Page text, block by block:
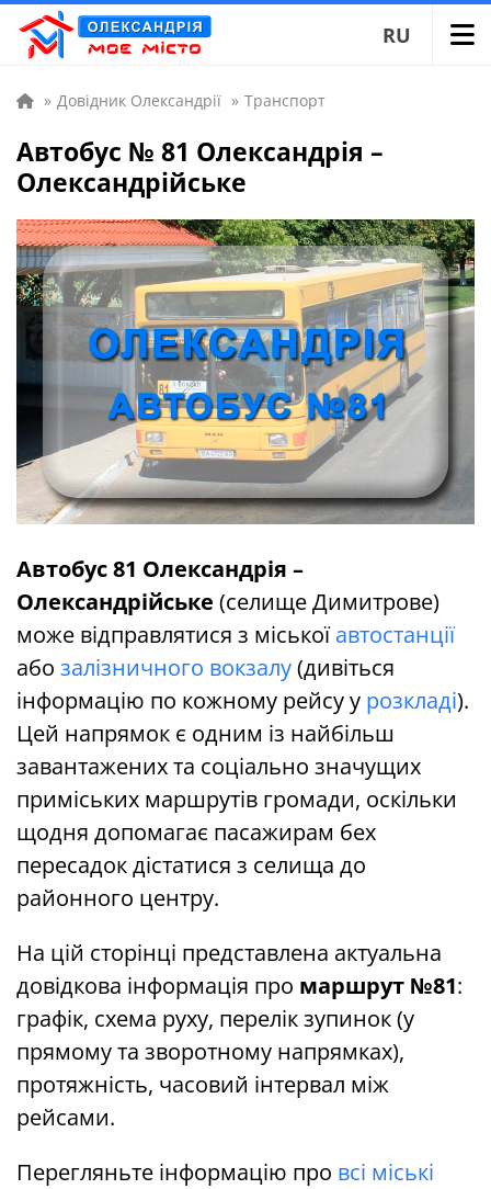
RU
» Довідник Олександрії » Транспорт
Автобус № 81 Олександрія –
Олександрійське
Автобус 81 Олександрія –
Олександрійське (селище Димитрове)
може відправлятися з міськоїавтостанції
або залізничного вокзалу(дивіться
інформацію по кожному рейсу у розкладі).
Цей напрямок є одним із найбільш
завантажених та соціально значущих
приміських маршрутів громади, оскільки
щодня допомагає пасажирам бех
пересадок дістатися з селища до
районного центру.
На цій сторінці представлена актуальна
довідкова інформація про маршрут №81:
графік, схема руху, перелік зупинок (у
прямому та зворотному напрямках),
протяжність, часовий інтервал між
рейсами.
Перегляньте інформацію про всі міські